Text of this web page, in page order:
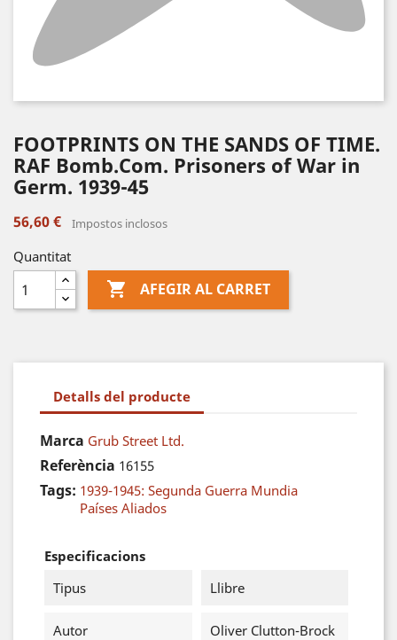
FOOTPRINTS ON THE SANDS OF TIME.
RAF Bomb.Com. Prisoners of War in
Germ. 1939-45
56,60 € Impostos inclosos
Quantitat
 AFEGIR AL CARRET
Detalls del producte
Marca Grub Street Ltd.
Referència 16155
Tags: 1939-1945: Segunda Guerra Mundia
Países Aliados
Especificacions
Tipus
Llibre
Autor Oliver Clutton-Brock